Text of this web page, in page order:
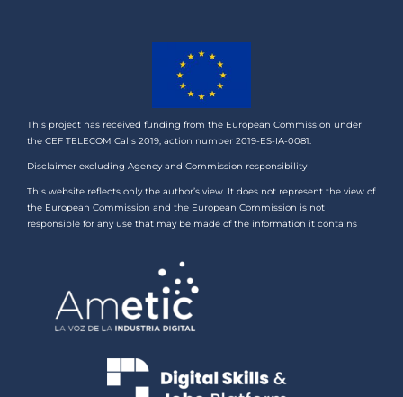
This project has received funding from the European Commission under
the CEF TELECOM Calls 2019, action number 2019-ES-IA-0081.
Disclaimer excluding Agency and Commission responsibility
This website reflects only the author’s view. It does not represent the view of
the European Commission and the European Commission is not
responsible for any use that may be made of the information it contains